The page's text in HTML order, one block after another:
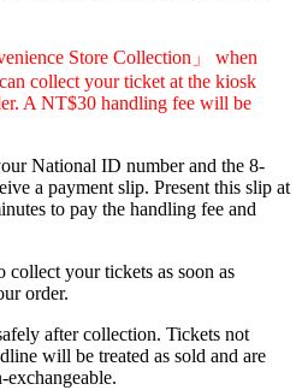
Store Collection」 when
collect your ticket at the kiosk
A NT$30 handling fee will be
National ID number and the 8-
a payment slip. Present this slip at
to pay the handling fee and
collect your tickets as soon as
order.
after collection. Tickets not
will be treated as sold and are
exchangeable.